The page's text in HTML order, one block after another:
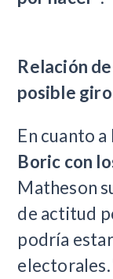
Relación
posible
En cuanto a
Boric con
Matheson
de actitud
podría
electorales.